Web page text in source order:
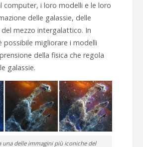
computer, i loro modelli e le loro
delle galassie, delle
mezzo intergalattico. In
migliorare i modelli
della fisica che regola
galassie.
una delle immagini più iconiche del